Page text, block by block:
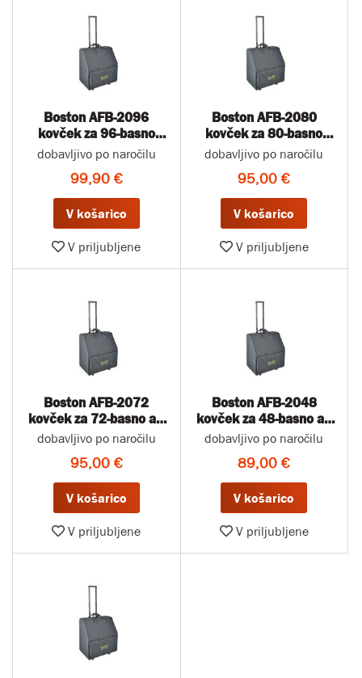
Boston AFB-2096
kovček za 96-basno
harmoniko
dobavljivo po naročilu
99,90 €
V košarico
V priljubljene
Boston AFB-2080
kovček za 80-basno
harmoniko
dobavljivo po naročilu
95,00 €
V košarico
V priljubljene
Boston AFB-2072
kovček za 72-basno ali
38 cm diatonično
harmoniko
dobavljivo po naročilu
95,00 €
V košarico
V priljubljene
Boston AFB-2048
kovček za 48-basno ali
30/32 cm diatonično
harmoniko
dobavljivo po naročilu
89,00 €
V košarico
V priljubljene